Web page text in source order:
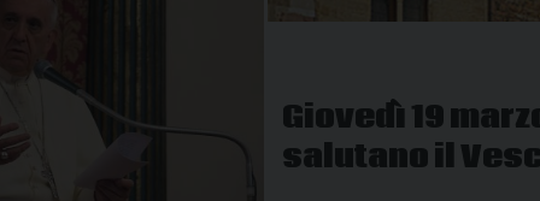
Giovedì 19
salutano il